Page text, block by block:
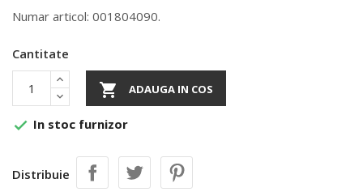
Numar articol: 001804090.
Cantitate
 ADAUGA IN COS
 In stoc furnizor
Distribuie